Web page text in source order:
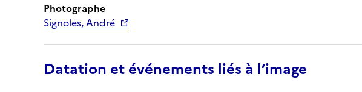
Photographe
Signoles, André
Datation et événements liés à l’image